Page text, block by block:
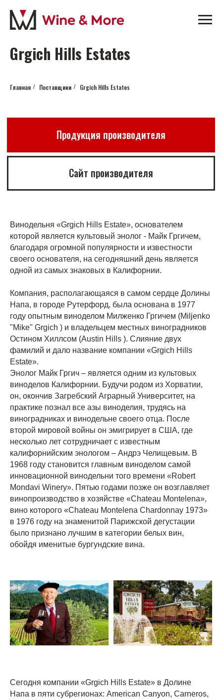
Grgich Hills Estates
Главная / Поставщики / Grgich Hills Estates
Винодельня «Grgich Hills Estate», основателем
которой является культовый энолог - Майк Гргичем,
благодаря огромной популярности и известности
своего основателя, на сегодняшний день является
одной из самых знаковых в Калифорнии.
Компания, располагающаяся в самом сердце Долины
Напа, в городе Рутерфорд, была основана в 1977
году опытным виноделом Милженко Гргичем (Miljenko
"Mike" Grgich ) и владельцем местных виноградников
Остином Хиллсом (Austin Hills ). Слияние двух
фамилий и дало название компании «Grgich Hills
Estate».
Энолог Майк Гргич – является одним из культовых
виноделов Калифорнии. Будучи родом из Хорватии,
он, окончив Загребский Аграрный Университет, на
практике познал все азы виноделия, трудясь на
виноградниках и винодельне своего отца. После
второй мировой войны он эмигрирует в США, где
несколько лет сотрудничает с известным
калифорнийским энологом – Андрэ Челищевым. В
1968 году становится главным виноделом самой
инновационной винодельни того времени «Robert
Mondavi Winery». Пятью годами позже он возглавляет
винопроизводство в хозяйстве «Chateau Montelena»,
вино которого «Chateau Montelena Chardonnay 1973»
в 1976 году на знаменитой Парижской дегустации
было признано лучшим в категории белых вин,
обойдя именитые бургундские вина.
Сегодня компании «Grgich Hills Estate» в Долине
Напа в пяти субрегионах: American Canyon, Carneros,